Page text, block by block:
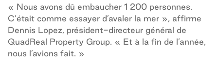
« Nous avons dû embaucher 1 200 personnes.
C’était comme essayer d’avaler la mer », affirme
Dennis Lopez, président-directeur général de
QuadReal Property Group. « Et à la fin de l’année,
nous l’avions fait. »